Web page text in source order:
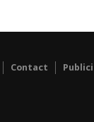
Contact